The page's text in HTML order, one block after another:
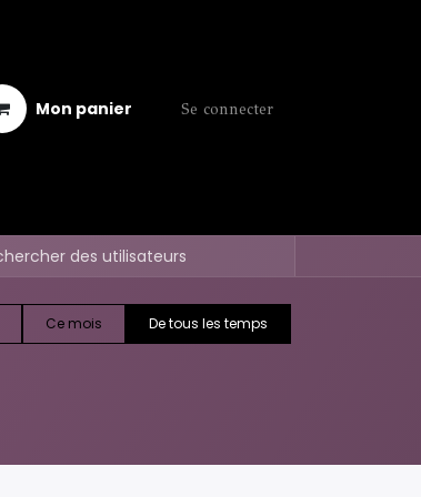
Mon panier Se connecter
Ce mois De tous les temps